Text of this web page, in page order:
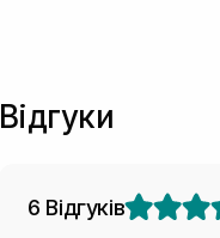
Відгуки
6 Відгуків